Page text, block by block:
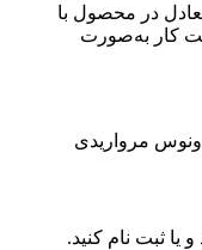
در محصول با
کار به‌صورت
ونوس مرواریدی
یا ثبت نام کنید.